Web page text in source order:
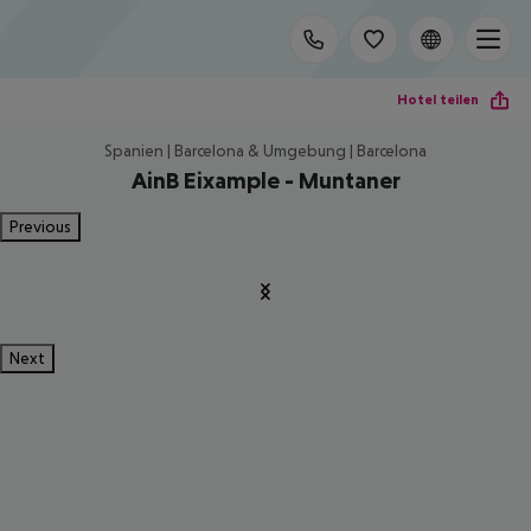
Hotel teilen
Spanien | Barcelona & Umgebung | Barcelona
AinB Eixample - Muntaner
Previous
Next